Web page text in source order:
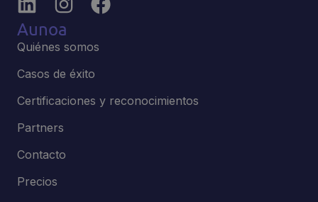
Aunoa
Quiénes somos
Casos de éxito
Certificaciones y reconocimientos
Partners
Contacto
Precios